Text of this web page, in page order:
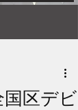
区デビ